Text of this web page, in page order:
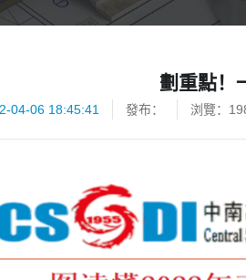
劃重點！
04-06 18:45:41 發布： 浏覽：